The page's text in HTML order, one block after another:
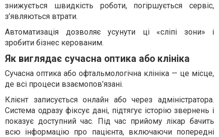
знижується швидкість роботи, погіршується сервіс,
з’являються втрати.
Автоматизація дозволяє усунути ці «сліпі зони» і
зробити бізнес керованим.
Як виглядає сучасна оптика або клініка
Сучасна оптика або офтальмологічна клініка — це місце,
де всі процеси взаємопов’язані.
Клієнт записується онлайн або через адміністратора.
Система одразу фіксує дані, підтягує історію звернень і
показує доступний час. Під час прийому лікар бачить
всю інформацію про пацієнта, включаючи попередні